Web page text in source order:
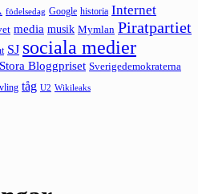
födelsedag Google historia Internet
media musik Mymlan Piratpartiet
SJ sociala medier
Stora Bloggpriset Sverigedemokraterna
tåg U2 Wikileaks